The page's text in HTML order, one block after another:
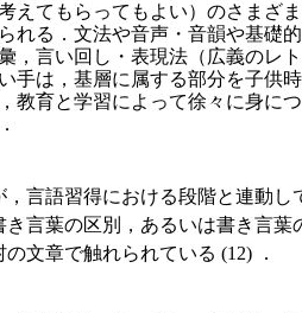
えてもらってもよい）のさまざ
れる．文法や音声・音韻や基礎
，言い回し・表現法（広義のレ
手は，基層に属する部分を子供
教育と学習によって徐々に身に
言語習得における段階と連動し
き言葉の区別，あるいは書き言
文章で触れられている (12) ．